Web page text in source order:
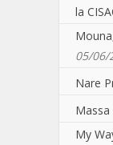
la
05/06/
Nare
Massa
My